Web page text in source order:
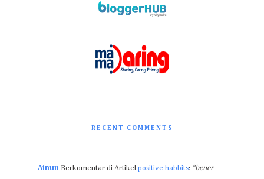
RECENT COMMENTS
Ainun Berkomentar di Artikel positive habbits: “bener